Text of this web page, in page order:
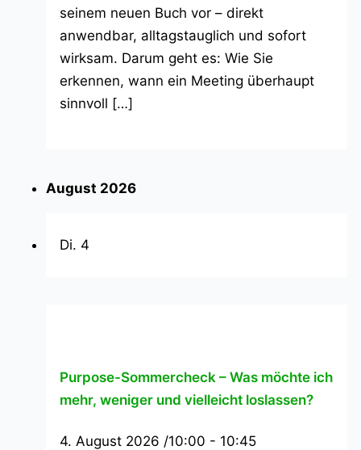
seinem neuen Buch vor – direkt
anwendbar, alltagstauglich und sofort
wirksam. Darum geht es: Wie Sie
erkennen, wann ein Meeting überhaupt
sinnvoll […]
August 2026
Di. 4
Purpose-Sommercheck – Was möchte ich
mehr, weniger und vielleicht loslassen?
4. August 2026 /10:00 - 10:45